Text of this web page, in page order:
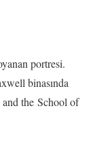
portresi.
binasında
the School of